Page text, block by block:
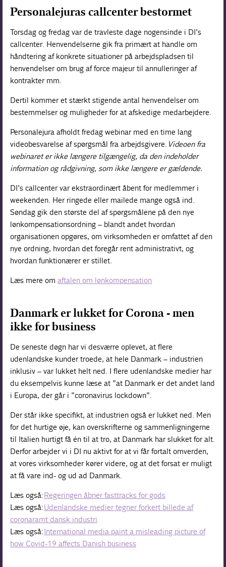
Personalejuras callcenter bestormet
Torsdag og fredag var de travleste dage nogensinde i DI’s
callcenter. Henvendelserne gik fra primært at handle om
håndtering af konkrete situationer på arbejdspladsen til
henvendelser om brug af force majeur til annulleringer af
kontrakter mm.
Dertil kommer et stærkt stigende antal henvendelser om
bestemmelser og muligheder for at afskedige medarbejdere.
Personalejura afholdt fredag webinar med en time lang
videobesvarelse af spørgsmål fra arbejdsgivere. Videoen fra
webinaret er ikke længere tilgængelig, da den indeholder
information og rådgivning, som ikke længere er gældende.
DI’s callcenter var ekstraordinært åbent for medlemmer i
weekenden. Her ringede eller mailede mange også ind.
Søndag gik den største del af spørgsmålene på den nye
lønkompensationsordning – blandt andet hvordan
organisationen opgøres, om virksomheden er omfattet af den
nye ordning, hvordan det foregår rent administrativt, og
hvordan funktionærer er stillet.
Læs mere omaftalen om lønkompensation
Danmark er lukket for Corona - men
ikke for business
De seneste døgn har vi desværre oplevet, at flere
udenlandske kunder troede, at hele Danmark – industrien
inklusiv – var lukket helt ned. I flere udenlandske medier har
du eksempelvis kunne læse at ”at Danmark er det andet land
i Europa, der går i ”coronavirus lockdown”.
Der står ikke specifikt, at industrien også er lukket ned. Men
for det hurtige øje, kan overskrifterne og sammenligningerne
til Italien hurtigt få én til at tro, at Danmark har slukket for alt.
Derfor arbejder vi i DI nu aktivt for at vi får fortalt omverden,
at vores virksomheder kører videre, og at det forsat er muligt
at få vare ind- og ud ad Danmark.
Læs også:Regeringen åbner fasttracks for gods
Læs også:Udenlandske medier tegner forkert billede af
coronaramt dansk industri
Læs også:International media paint a misleading picture of
how Covid-19 affects Danish business